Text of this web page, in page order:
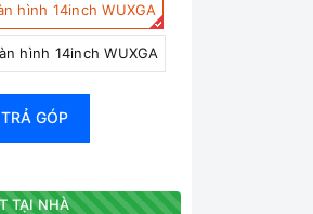
hình 14inch WUXGA
hình 14inch WUXGA
GÓP
TẠI NHÀ